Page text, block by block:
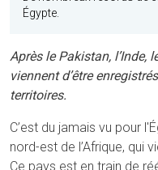
Égypte.
Après le Pakistan, l’Inde,
viennent d’être
territoires.
C’est du jamais vu pour
nord-est de l’Afrique, qui
Ce pays est en train de